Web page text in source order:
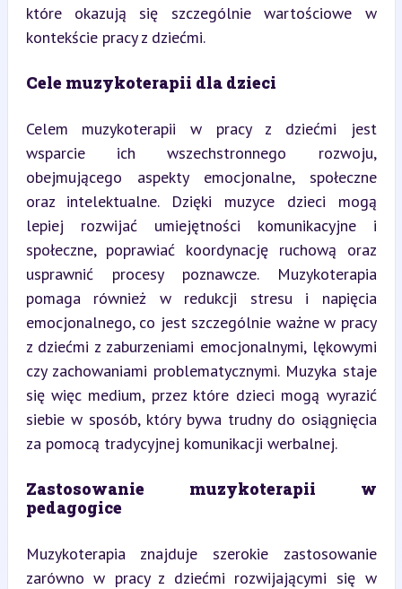
które okazują się szczególnie wartościowe w
kontekście pracy z dziećmi.
Cele muzykoterapii dla dzieci
Celem muzykoterapii w pracy z dziećmi jest
wsparcie ich wszechstronnego rozwoju,
obejmującego aspekty emocjonalne, społeczne
oraz intelektualne. Dzięki muzyce dzieci mogą
lepiej rozwijać umiejętności komunikacyjne i
społeczne, poprawiać koordynację ruchową oraz
usprawnić procesy poznawcze. Muzykoterapia
pomaga również w redukcji stresu i napięcia
emocjonalnego, co jest szczególnie ważne w pracy
z dziećmi z zaburzeniami emocjonalnymi, lękowymi
czy zachowaniami problematycznymi. Muzyka staje
się więc medium, przez które dzieci mogą wyrazić
siebie w sposób, który bywa trudny do osiągnięcia
za pomocą tradycyjnej komunikacji werbalnej.
Zastosowanie muzykoterapii w
pedagogice
Muzykoterapia znajduje szerokie zastosowanie
zarówno w pracy z dziećmi rozwijającymi się w